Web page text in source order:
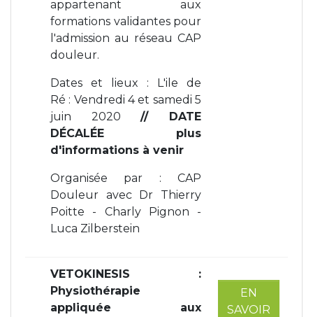
appartenant aux
formations validantes pour
l'admission au réseau CAP
douleur.
Dates et lieux : L'ile de
Ré : Vendredi 4 et samedi 5
juin 2020// DATE
DÉCALÉE plus
d'informations à venir
Organisée par : CAP
Douleur avec Dr Thierry
Poitte - Charly Pignon -
Luca Zilberstein
VETOKINESIS :
Physiothérapie
appliquée aux
EN
SAVOIR